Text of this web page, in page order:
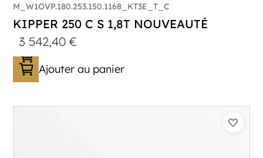
M_W1OVP.180.253.150.1168_KT3E_T_C
KIPPER 250 C S 1,8T NOUVEAUTÉ
3 542,40€
Ajouter au panier